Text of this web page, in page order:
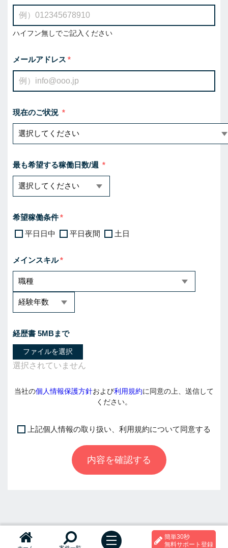
ハイフン無しでご記入ください
メールアドレス
現在のご状況
最も希望する稼働日数/週
希望稼働条件
平日日中
平日夜間 土日
メインスキル
経歴書 5MBまで
ファイルを選択
当社の個人情報保護方針および利用規約に同意の上、送信して
ください。
上記個人情報の取り扱い、利用規約について同意する
内容を確認する
t
簡単30秒
無料サポート登録